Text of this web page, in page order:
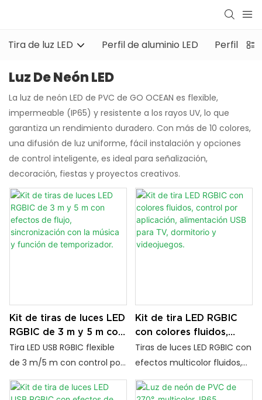
Tira de luz LED Perfil de aluminio LED Perfil de
Luz De Neón LED
La luz de neón LED de PVC de GO OCEAN es flexible,
impermeable (IP65) y resistente a los rayos UV, lo que
garantiza un rendimiento duradero. Con más de 10 colores,
una difusión de luz uniforme, fácil instalación y opciones
de control inteligente, es ideal para señalización,
decoración, fiestas y proyectos creativos.
Kit de tiras de luces LED
RGBIC de 3 m y 5 m con
efectos de flujo,
sincronización con la
temporizador.
Tira LED USB RGBIC flexible
de 3 m/5 m con control por
aplicación, mando a
distancia y función de
Kit de tira LED RGBIC
con colores fluidos,
control por aplicación,
alimentación USB para
videojuegos.
Tiras de luces LED RGBIC con
efectos multicolor fluidos,
modo música y escenas
personalizables.